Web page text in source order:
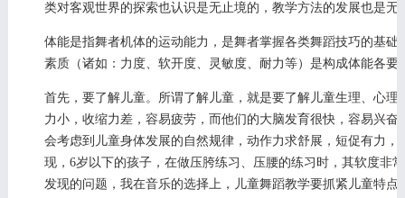
类对客观世界的探索也认识是无止境的，教学方法的发展也是无
体能是指舞者机体的运动能力，是舞者掌握各类舞蹈技巧的基
素质（诸如：力度、软开度、灵敏度、耐力等）是构成体能各要
首先，要了解儿童。所谓了解儿童，就是要了解儿童生理、心
力小，收缩力差，容易疲劳，而他们的大脑发育很快，容易兴
会考虑到儿童身体发展的自然规律，动作力求舒展，短促有力
现，6岁以下的孩子，在做压胯练习、压腰的练习时，其软度非
发现的问题，我在音乐的选择上，儿童舞蹈教学要抓紧儿童特